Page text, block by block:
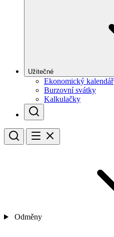
Užitečné
Ekonomický kalendář
Burzovní svátky
Kalkulačky
Odměny